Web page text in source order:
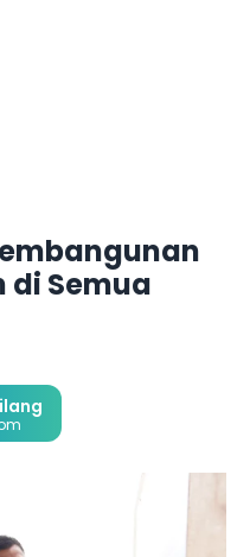
di Semua